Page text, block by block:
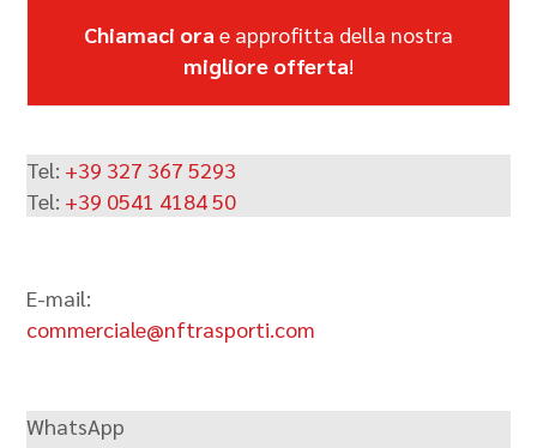
Chiamaci ora e approfitta della nostra
migliore offerta!
Tel: +39 327 367 5293
Tel: +39 0541 4184 50
E-mail:
commerciale@nftrasporti.com
WhatsApp